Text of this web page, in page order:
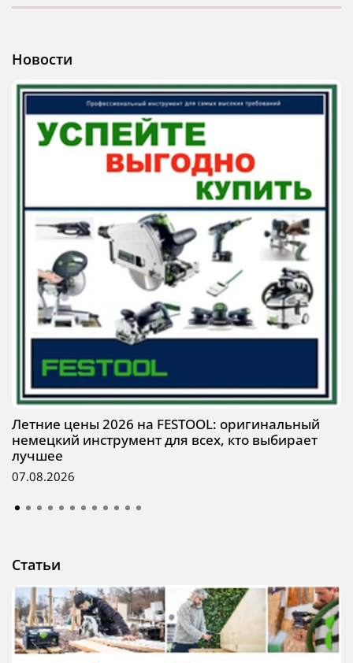
Новости
Летние цены 2026 на FESTOOL: оригинальный
немецкий инструмент для всех, кто выбирает
лучшее
07.08.2026
Статьи